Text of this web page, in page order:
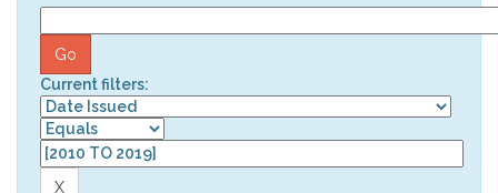
Current filters: